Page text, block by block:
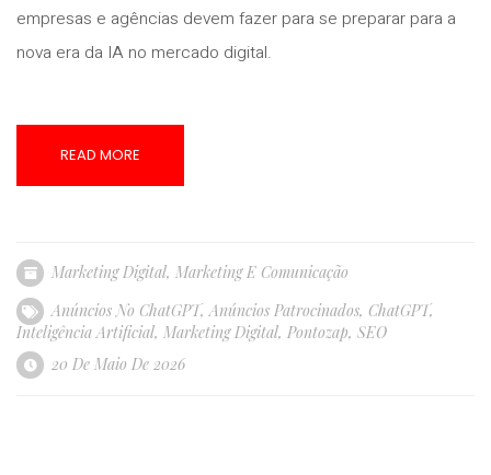
empresas e agências devem fazer para se preparar para a
nova era da IA no mercado digital.
READ MORE
Marketing Digital, Marketing E Comunicação
Anúncios No ChatGPT,Anúncios Patrocinados, ChatGPT,
Inteligência Artificial, Marketing Digital, Pontozap, SEO
20 De Maio De 2026